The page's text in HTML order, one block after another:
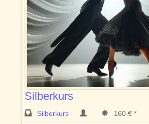
Silberkurs
Silberkurs 160 € *